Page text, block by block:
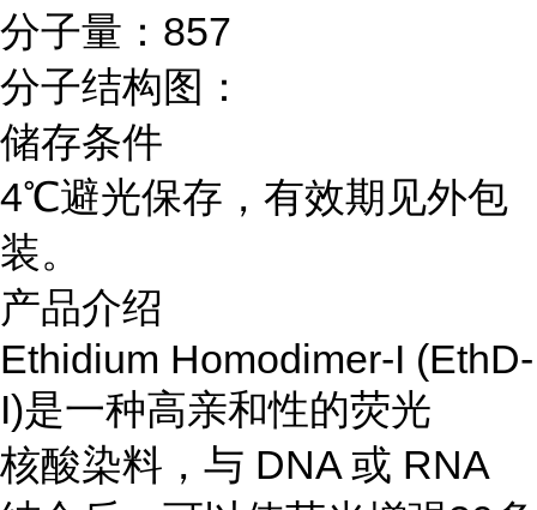
分子量：857
分子结构图：
储存条件
4℃避光保存，有效期见外包
装。
产品介绍
Ethidium Homodimer-I (EthD-
I)是一种高亲和性的荧光
核酸染料，与 DNA 或 RNA